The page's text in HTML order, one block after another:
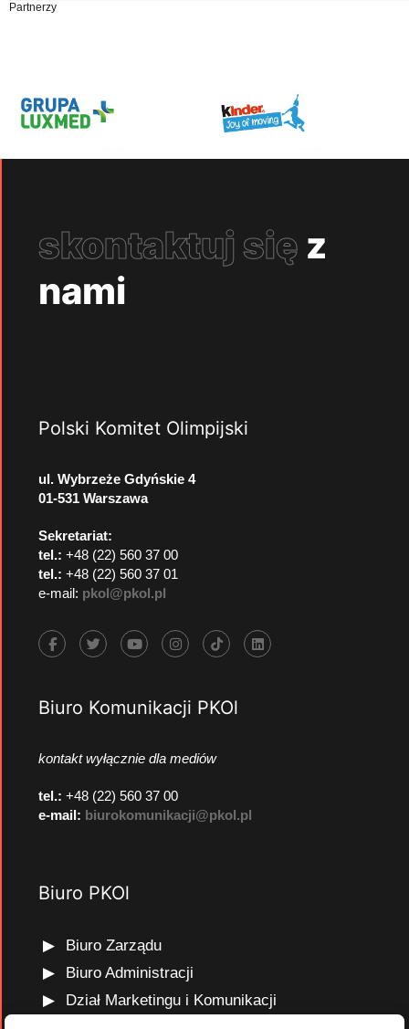
Partnerzy
skontaktuj się z
nami
Polski Komitet Olimpijski
ul. Wybrzeże Gdyńskie 4
01-531 Warszawa
Sekretariat:
tel.: +48 (22) 560 37 00
tel.: +48 (22) 560 37 01
e-mail: pkol@pkol.pl
Biuro Komunikacji PKOl
kontakt wyłącznie dla mediów
tel.: +48 (22) 560 37 00
e-mail: biurokomunikacji@pkol.pl
Biuro PKOl
Biuro Zarządu
Biuro Administracji
Dział Marketingu i Komunikacji